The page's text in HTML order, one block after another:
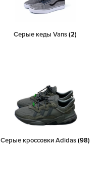
Серые кеды Vans(2)
Серые кроссовки Adidas(98)